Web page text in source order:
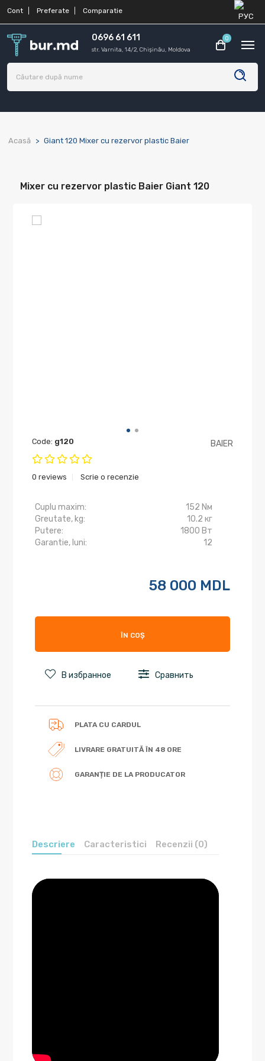
Cont Preferate Comparatie
0696 61 611
str. Varnita, 14/2, Chișinău, Moldova
0
Acasă Giant 120 Mixer cu rezervor plastic Baier
Mixer cu rezervor plastic Baier Giant 120
Code: g120
0 reviews Scrie o recenzie
BAIER
Cuplu maxim:
152 Nм
Greutate, kg:
10.2 кг
Putere:
1800 Вт
Garantie, luni:
12
58 000 MDL
В избранное Сравнить
ÎN COȘ
PLATA CU CARDUL
LIVRARE GRATUITĂ ÎN 48 ORE
GARANȚIE DE LA PRODUCATOR
Descriere Caracteristici Recenzii (0)